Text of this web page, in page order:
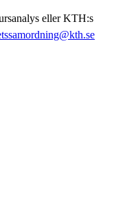
eller KTH:s